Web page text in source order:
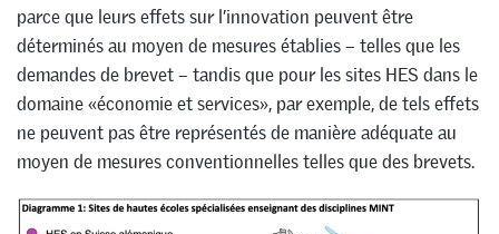
parce que leurs effets sur l’innovation peuvent être
déterminés au moyen de mesures établies – telles que les
demandes de brevet – tandis que pour les sites HES dans le
domaine «économie et services», par exemple, de tels effets
ne peuvent pas être représentés de manière adéquate au
moyen de mesures conventionnelles telles que des brevets.